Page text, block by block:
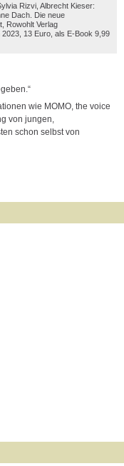
Rizvi, Albrecht Kieser:
Dach. Die neue
Rowohlt Verlag
2023, 13 Euro, als E-Book 9,99
wie MOMO, the voice
von jungen,
schon selbst von